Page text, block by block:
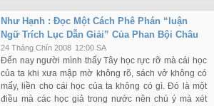
Như Hạnh : Đọc Một Cách Phê Phán “luận
Ngữ Trích Lục Dẫn Giải” Của Phan Bội Châu
24 Tháng Chín 2008 12:00 SA
Đến nay người mình thấy Tây học rực rỡ mà cái học
của ta khi xưa mập mờ không rõ, sách vở không có
mấy, liền cho cái học của ta không có gì. Đó là một
điều mà các học giả trong nước nên chú ý mà xét